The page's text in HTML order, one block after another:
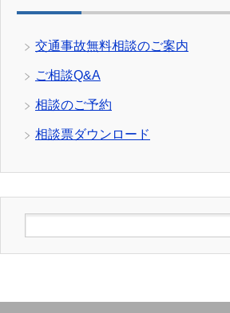
交通事故無料相談のご案内
ご相談Q&A
相談のご予約
相談票ダウンロード